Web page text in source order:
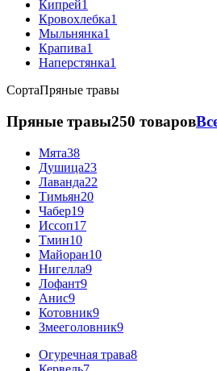
Кипрей1
Кровохлебка1
Мыльнянка1
Крапива1
Наперстянка1
СортаПряные травы
Пряные травы250 товаров
Мята38
Душица23
Лаванда22
Тимьян20
Чабер19
Иссоп17
Тмин10
Майоран10
Нигелла9
Лофант9
Анис9
Котовник9
Змееголовник9
Огуречная трава8